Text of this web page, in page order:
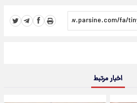
اخبار مرتبط